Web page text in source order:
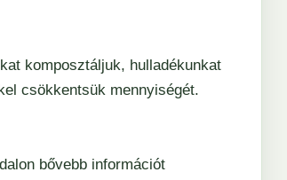
komposztáljuk, hulladékunkat
csökkentsük mennyiségét.
bővebb információt